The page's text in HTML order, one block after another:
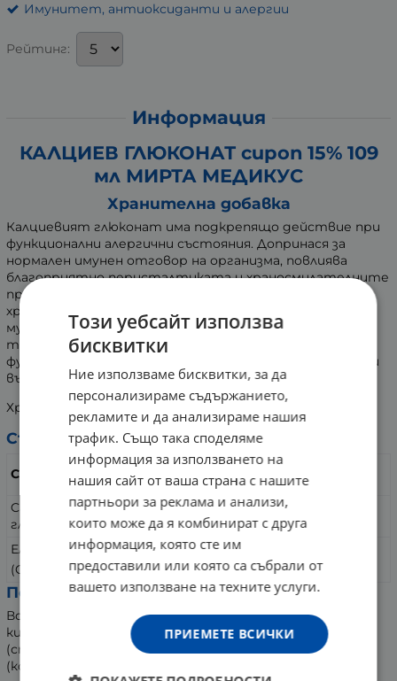
Имунитет, антиоксиданти и алергии
Рейтинг:
Информация
КАЛЦИЕВ ГЛЮКОНАТ сироп 15% 109
мл МИРТА МЕДИКУС
Хранителна добавка
Калциевият глюконат има подкрепящо действие при
функционални алергични състояния. Допринася за
нормален имунен отговор на организма, повлиява
благоприятно перисталтиката и храносмилателните
процеси. Съдейства за нормализиране функцията на
храносмилателните ензими. Поддържа нервно-
мускулната активност и състоянието на костната
тъкан във физиологични норми. Съдейства за
функционалното адаптиране към различни фактори и
въздействия на средата.
Хранителната добавка е с приятен аромат на ягода.
Състав:
Съдържание
В максимален дневен
прием от 35 мл
Calcium gluconate (Калциев
глюконат)
5,25 г
Елементарен Калций
(Ca
Помощни вещества:
Вода, лимонена киселина (регулатор на
киселинността), растителен глицерин
(стабилизатор), калиев сорбат
(консервант), ароматизант - ягода.
Този уебсайт използва
бисквитки
Ние използваме бисквитки, за да
персонализираме съдържанието,
рекламите и да анализираме нашия
трафик. Също така споделяме
информация за използването на
нашия сайт от ваша страна с нашите
партньори за реклама и анализи,
които може да я комбинират с друга
информация, която сте им
предоставили или която са събрали от
вашето използване на техните услуги.
ПРИЕМЕТЕ ВСИЧКИ